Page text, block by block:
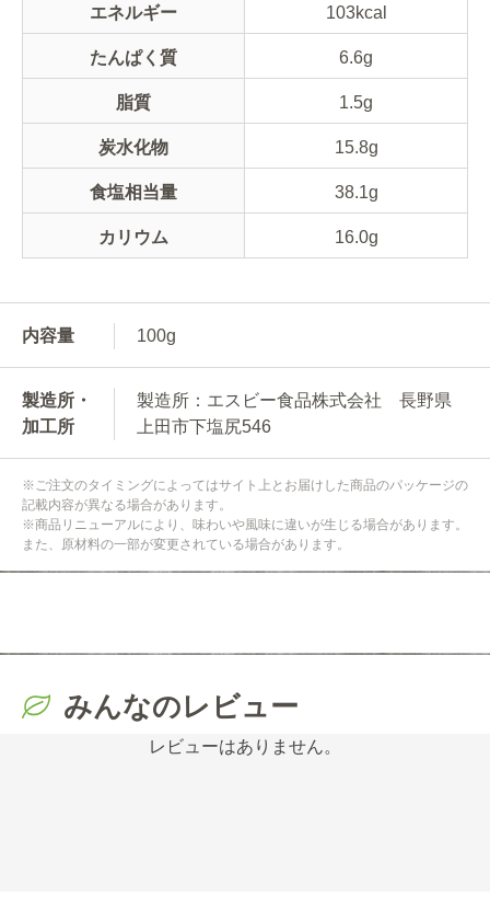
エネルギー 103kcal
たんぱく質 6.6g
脂質 1.5g
炭水化物 15.8g
食塩相当量 38.1g
カリウム 16.0g
内容量 100g
製造所・
加工所
製造所：エスビー食品株式会社 長野県
上田市下塩尻546
※ご注文のタイミングによってはサイト上とお届けした商品のパッケージの
記載内容が異なる場合があります。
※商品リニューアルにより、味わいや風味に違いが生じる場合があります。
また、原材料の一部が変更されている場合があります。
みんなのレビュー
レビューはありません。